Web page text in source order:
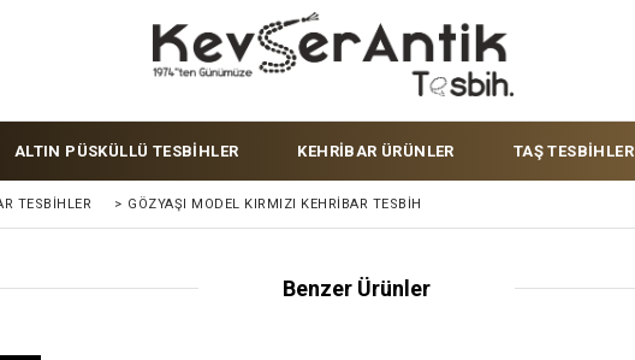
ALTIN PÜSKÜLLÜ TESBİHLER KEHRİBAR ÜRÜNLER TAŞ TESBİHLER
TESBİHLER > GÖZYAŞI MODEL KIRMIZI KEHRIBAR TESBIH
Benzer Ürünler